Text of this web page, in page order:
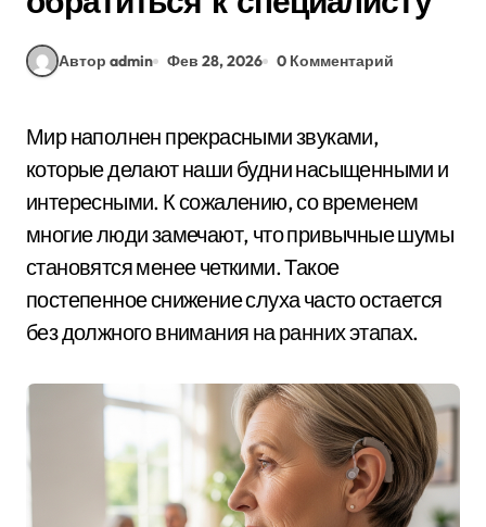
Автор admin Фев 28, 2026 0 Комментарий
Мир наполнен прекрасными звуками,
которые делают наши будни насыщенными и
интересными. К сожалению, со временем
многие люди замечают, что привычные шумы
становятся менее четкими. Такое
постепенное снижение слуха часто остается
без должного внимания на ранних этапах.